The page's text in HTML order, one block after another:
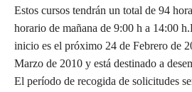
Estos cursos tendrán un total de 94
horario de mañana de 9:00 h a 14:00
inicio es el próximo 24 de Febrero de
Marzo de 2010 y está destinado a
El período de recogida de solicitudes